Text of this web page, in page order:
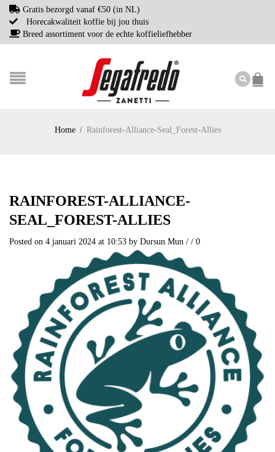
Gratis bezorgd vanaf €50 (in NL)
Horecakwaliteit koffie bij jou thuis
Breed assortiment voor de echte koffieliefhebber
Home / Rainforest-Alliance-Seal_Forest-Allies
RAINFOREST-ALLIANCE-
SEAL_FOREST-ALLIES
Posted on 4 januari 2024 at 10:53 by Dursun Mun / / 0